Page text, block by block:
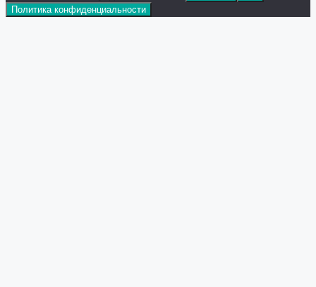
Политика конфиденциальности